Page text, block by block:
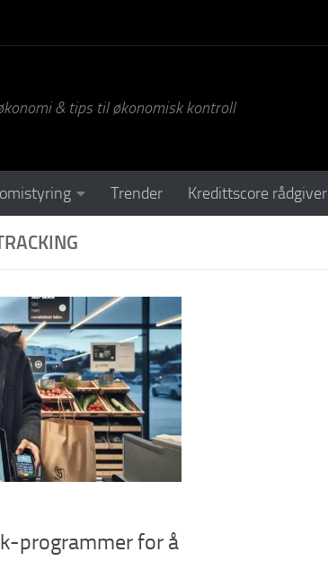
& tips til økonomisk kontroll
Trender Kredittscore rådgiver
programmer for å